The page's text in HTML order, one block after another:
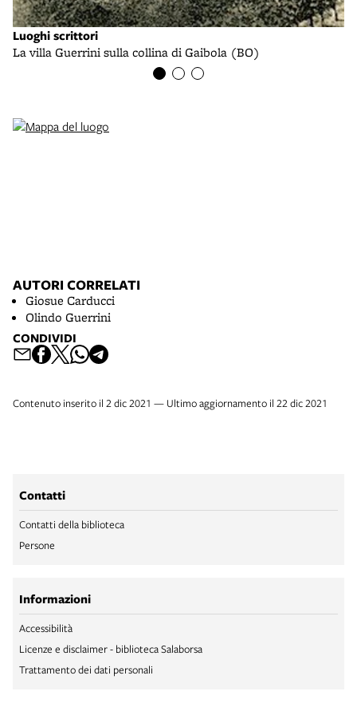
Luoghi scrittori
La villa Guerrini sulla collina di Gaibola (BO)
AUTORI CORRELATI
Giosue Carducci
Olindo Guerrini
CONDIVIDI
Contenuto inserito il 2 dic 2021 — Ultimo aggiornamento il 22 dic 2021
Contatti
Contatti della biblioteca
Persone
Informazioni
Accessibilità
Licenze e disclaimer - biblioteca Salaborsa
Trattamento dei dati personali